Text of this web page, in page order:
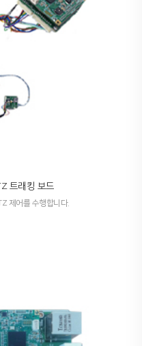
트래킹 보드
제어를 수행합니다.